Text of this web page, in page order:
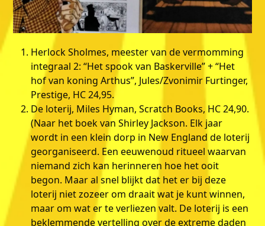
Herlock Sholmes, meester van de vermomming
integraal 2: “Het spook van Baskerville” + “Het
hof van koning Arthus”, Jules/Zvonimir Furtinger,
Prestige, HC 24,95.
De loterij, Miles Hyman, Scratch Books, HC 24,90.
(Naar het boek van Shirley Jackson. Elk jaar
wordt in een klein dorp in New England de loterij
georganiseerd. Een eeuwenoud ritueel waarvan
niemand zich kan herinneren hoe het ooit
begon. Maar al snel blijkt dat het er bij deze
loterij niet zozeer om draait wat je kunt winnen,
maar om wat er te verliezen valt. De loterij is een
beklemmende vertelling over de extreme daden